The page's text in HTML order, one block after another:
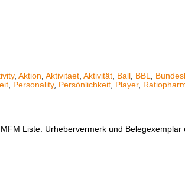
, Aktion Aktivitaet Aktivität Ball BBL
Personality, Persönlichkeit Player,
Liste. Urhebervermerk und